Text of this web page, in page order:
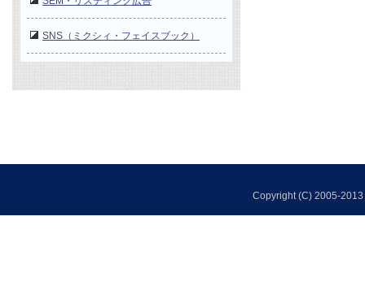
SNS（ミクシィ・フェイスブック）
Copyright (C) 2005-